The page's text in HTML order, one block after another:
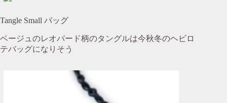
Tangle Small バッグ
ベージュのレオパード柄のタングルは今秋冬のヘビロ
テバッグになりそう